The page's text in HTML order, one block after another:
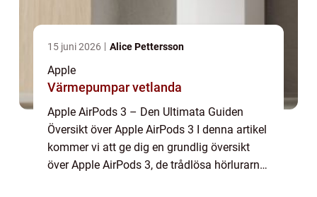
15 juni 2026 Alice Pettersson
Apple
Värmepumpar vetlanda
Apple AirPods 3 – Den Ultimata Guiden
Översikt över Apple AirPods 3 I denna artikel
kommer vi att ge dig en grundlig översikt
över Apple AirPods 3, de trådlösa hörlurarna